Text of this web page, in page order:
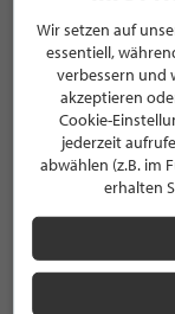
BaZi Readings
Wir setzen auf
essentiell,
verbessern und
akzeptieren
Cookie-
jederzeit
abwählen (z.B. im
erhalten